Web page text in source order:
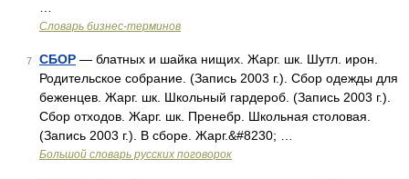
Словарь бизнес-терминов
7 СБОР — блатных и шайка нищих. Жарг. шк. Шутл. ирон.
Родительское собрание. (Запись 2003 г.). Сбор одежды для
беженцев. Жарг. шк. Школьный гардероб. (Запись 2003 г.).
Сбор отходов. Жарг. шк. Пренебр. Школьная столовая.
(Запись 2003 г.). В сборе. Жарг.&#8230; …
Большой словарь русских поговорок